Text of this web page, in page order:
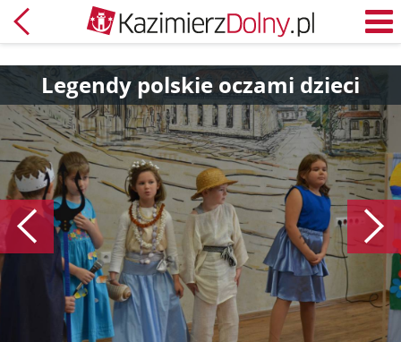
Powrót
Legendy polskie oczami dzieci
Poprzedni